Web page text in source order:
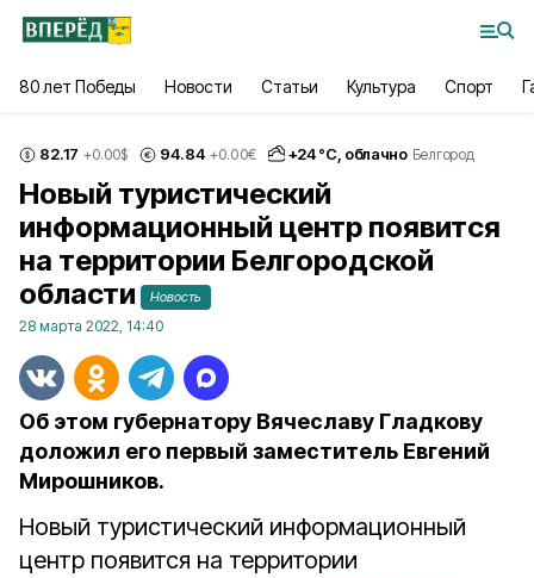
80 лет Победы Новости Статьи Культура Спорт
82.17 +0.00$ 94.84 +0.00€ +24°С, облачно Белгород
Новый туристический
информационный центр появится
на территории Белгородской
области
Новость
28 марта 2022, 14:40
Об этом губернатору Вячеславу Гладкову
доложил его первый заместитель Евгений
Мирошников.
Новый туристический информационный
центр появится на территории